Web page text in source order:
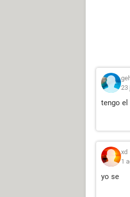
23
tengo el
xd
1
yo se